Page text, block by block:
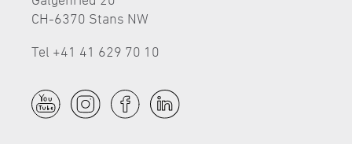
CH-6370 Stans NW
Tel +41 41 629 70 10